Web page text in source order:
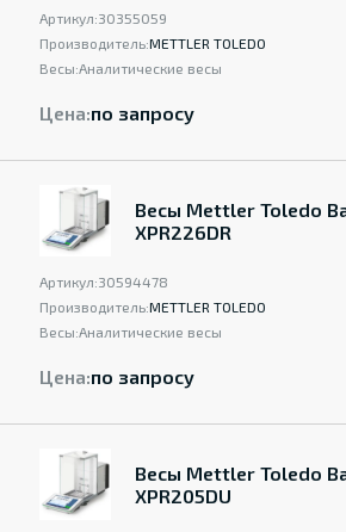
Артикул:30355059
Производитель:METTLER TOLEDO
Весы:Аналитические весы
Цена:по запросу
Весы Mettler Toledo
XPR226DR
Артикул:30594478
Производитель:METTLER TOLEDO
Весы:Аналитические весы
Цена:по запросу
Весы Mettler Toledo
XPR205DU